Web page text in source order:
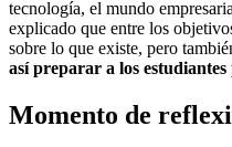
tecnología, el mundo
explicado que entre los
sobre lo que existe, pero
así preparar a los
Momento de